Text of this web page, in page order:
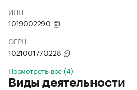
ИНН
1019002290
ОГРН
1021001770228
Посмотреть все (4)
Виды деятельности